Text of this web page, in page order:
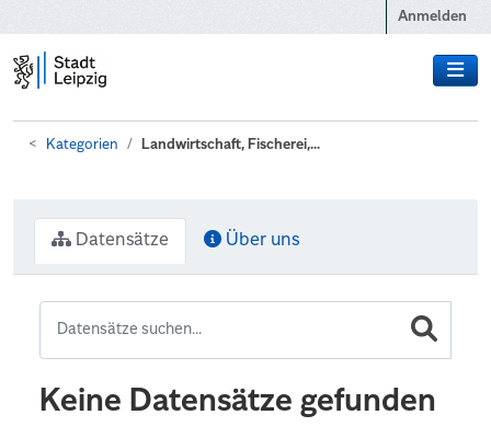
Anmelden
Kategorien Landwirtschaft, Fischerei,...
Datensätze Über uns
Keine Datensätze gefunden